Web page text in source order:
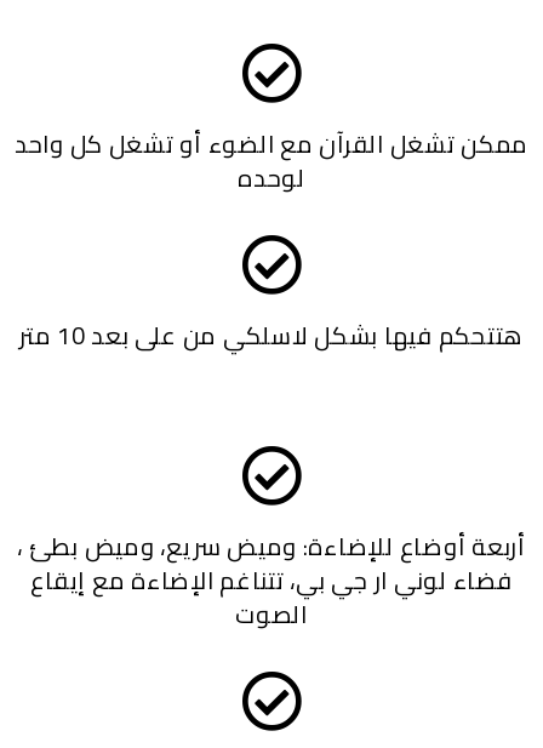
ممكن تشغل القرآن مع الضوء أو تشغل كل واحد
لوحده
هتتحكم فيها بشكل لاسلكي من على بعد 10 متر
أربعة أوضاع للإضاءة: وميض سريع، وميض بطئ ،
فضاء لوني ار جي بي، تتناغم الإضاءة مع إيقاع
الصوت